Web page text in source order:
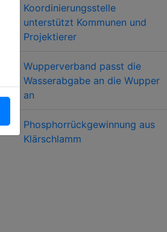
Koordinierungsstelle
unterstützt Kommunen und
Projektierer
Wupperverband passt die
Wasserabgabe an die Wupper
an
Phosphorrückgewinnung aus
Klärschlamm